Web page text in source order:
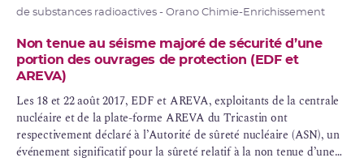
de substances radioactives - Orano Chimie-Enrichissement
Non tenue au séisme majoré de sécurité d’une
portion des ouvrages de protection (EDF et
AREVA)
Les 18 et 22 août 2017, EDFetAREVA, exploitants de lacentrale
nucléaire et de la plate-forme AREVA du Tricastin ont
respectivement déclaré à l’Autorité de sûreté nucléaire (ASN), un
événement significatif pour la sûreté relatif à la non tenue d’une